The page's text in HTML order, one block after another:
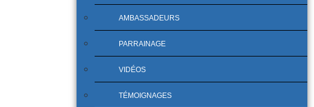
AMBASSADEURS
PARRAINAGE
VIDÉOS
TÉMOIGNAGES